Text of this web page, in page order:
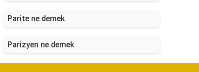
Parite ne demek
Parizyen ne demek